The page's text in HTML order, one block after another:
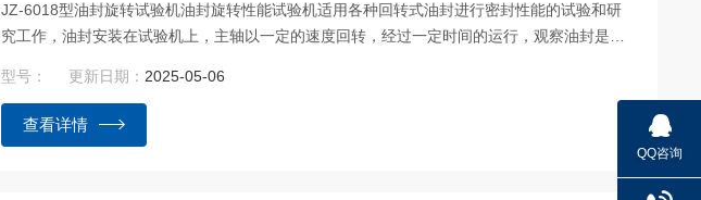
JZ-6018型油封旋转试验机油封旋转性能试验机适用各种回转式油封进行密封性能的试验和研
究工作，油封安装在试验机上，主轴以一定的速度回转，经过一定时间的运行，观察油封是否
动力矩大，调速范围广，转速变化率小，噪声低，操作方便。符合gb/t14273《旋转轴唇密封圈
性能试验方法》等标准要求。
型号： 更新日期： 2025-05-06
查看详情
QQ咨询